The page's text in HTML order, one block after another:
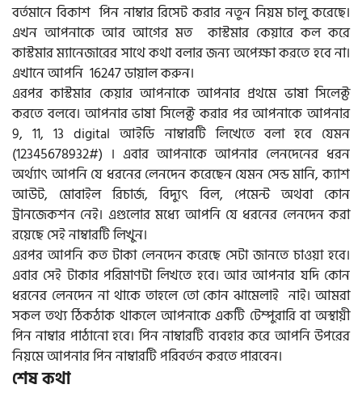
বর্তমানে বিকাশ পিন নাম্বার রিসেট করার নতুন নিয়ম চালু করেছে।
এখন আপনাকে আর আগের মত কাস্টমার কেয়ারে কল করে
কাস্টমার ম্যানেজারের সাথে কথা বলার জন্য অপেক্ষা করতে হবে না।
এখানে আপনি 16247 ডায়াল করুন।
এরপর কাস্টমার কেয়ার আপনাকে আপনার প্রথমে ভাষা সিলেক্ট
করতে বলবে। আপনার ভাষা সিলেক্ট করার পর আপনাকে আপনার
9, 11, 13 digital আইডি নাম্বারটি লিখেতে বলা হবে যেমন
(12345678932#) । এবার আপনাকে আপনার লেনদেনের ধরন
অর্থ্যাৎ আপনি যে ধরনের লেনদেন করেছেন যেমন সেন্ড মানি, ক্যাশ
আউট, মোবাইল রিচার্জ, বিদ্যুৎ বিল, পেমেন্ট অথবা কোন
ট্রানজেকশন নেই। এগুলোর মধ্যে আপনি যে ধরনের লেনদেন করা
রয়েছে সেই নাম্বারটি লিখুন।
এরপর আপনি কত টাকা লেনদেন করেছে সেটা জানতে চাওয়া হবে।
এবার সেই টাকার পরিমাণটা লিখতে হবে। আর আপনার যদি কোন
ধরনের লেনদেন না থাকে তাহলে তো কোন ঝামেলাই নাই। আমরা
সকল তথ্য ঠিকঠাক থাকলে আপনাকে একটি টেম্পুরারি বা অস্থায়ী
পিন নাম্বার পাঠানো হবে। পিন নাম্বারটি ব্যবহার করে আপনি উপরের
নিয়মে আপনার পিন নাম্বারটি পরিবর্তন করতে পারবেন।
শেষ কথা